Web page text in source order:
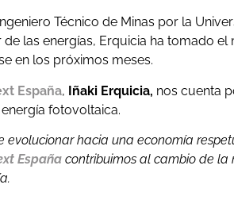
Técnico de Minas por la
las energías, Erquicia ha tomado
en los próximos meses.
España, Iñaki Erquicia, nos cuenta
fotovoltaica.
hacia una economía
España contribuimos al cambio de la